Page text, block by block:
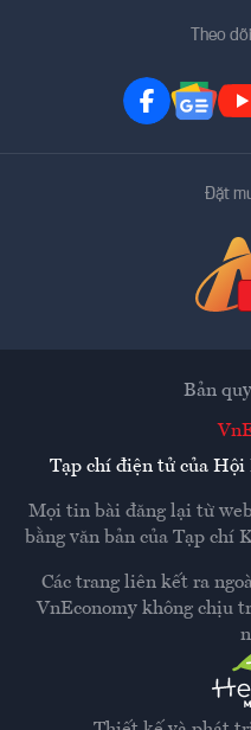
Theo
Đặt
Bản
Tạp chí điện tử của
Mọi tin bài đăng lại từ
bằng văn bản của Tạp chí
Các trang liên kết ra
VnEconomy không chịu